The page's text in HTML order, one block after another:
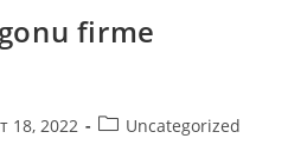
firme
18, 2022 Uncategorized